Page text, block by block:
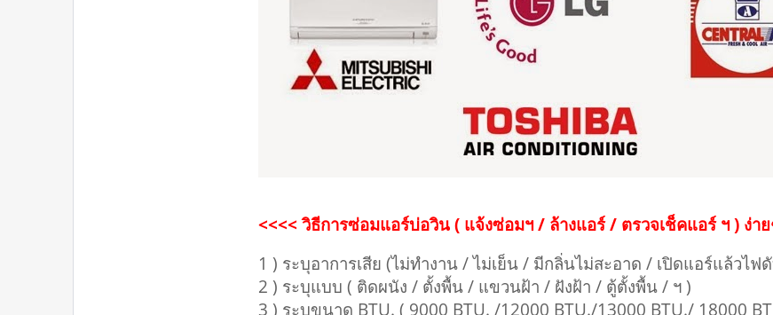
<<<< วิธีการซ่อมแอร์บ่อวิน ( แจ้งซ่อมฯ / ล้างแอร์ / ตรวจเช็คแอร์ ฯ ) ง่าย
1 ) ระบุอาการเสีย (ไม่ทำงาน / ไม่เย็น / มีกลิ่นไม่สะอาด / เปิดแอร์แล้วไฟ
2 ) ระบุแบบ ( ติดผนัง / ตั้งพื้น / แขวนฝ้า / ฝังฝ้า / ตู้ตั้งพื้น / ฯ )
3 ) ระบุขนาด BTU. ( 9000 BTU. /12000 BTU./13000 BTU./ 18000